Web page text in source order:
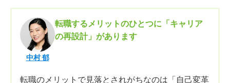
中村 郁
転職するメリットのひとつに「キャリア
の再設計」があります
転職のメリットで見落とされがちなのは「自己変革